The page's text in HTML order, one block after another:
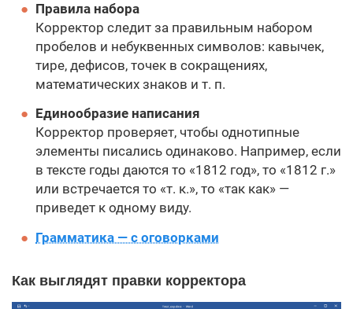
Правила набора
Корректор следит за правильным набором
пробелов и небуквенных символов: кавычек,
тире, дефисов, точек в сокращениях,
математических знаков и т. п.
Единообразие написания
Корректор проверяет, чтобы однотипные
элементы писались одинаково. Например, если
в тексте годы даются то «1812 год», то «1812 г.»
или встречается то «т. к.», то «так как» —
приведет к одному виду.
Грамматика — с оговорками
Как выглядят правки корректора